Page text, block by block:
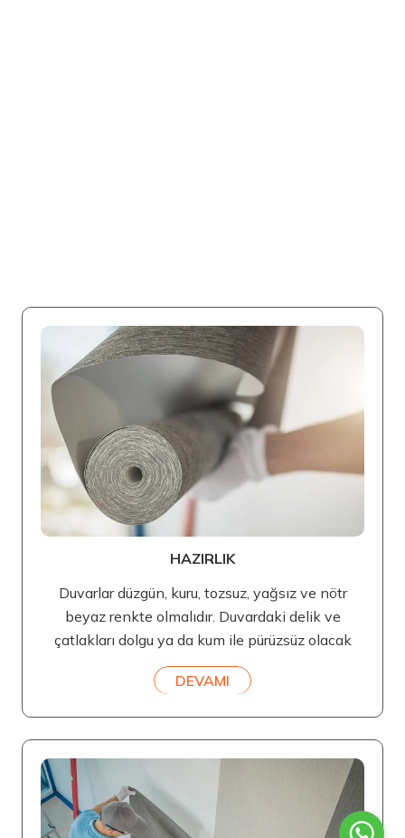
HAZIRLIK
Duvarlar düzgün, kuru, tozsuz, yağsız ve nötr
beyaz renkte olmalıdır. Duvardaki delik ve
çatlakları dolgu ya da kum ile pürüzsüz olacak
DEVAMI